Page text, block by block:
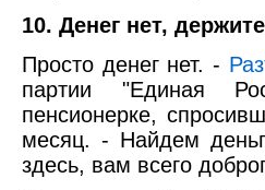
10. Денег нет,
Просто денег нет. -
партии "Единая
пенсионерке,
месяц. - Найдем
здесь, вам всего